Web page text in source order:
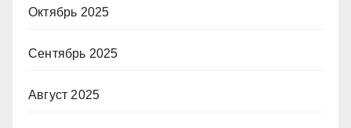
Октябрь 2025
Сентябрь 2025
Август 2025